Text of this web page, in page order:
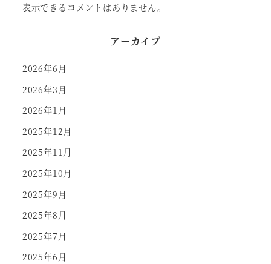
表示できるコメントはありません。
アーカイブ
2026年6月
2026年3月
2026年1月
2025年12月
2025年11月
2025年10月
2025年9月
2025年8月
2025年7月
2025年6月